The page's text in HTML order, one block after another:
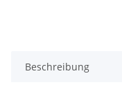
Beschreibung